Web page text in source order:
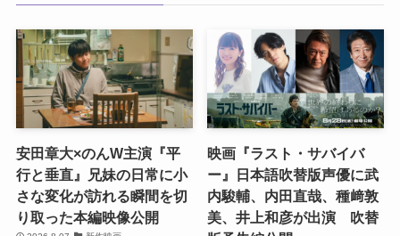
安田章大×のんW主演『平
行と垂直』兄妹の日常に小
さな変化が訪れる瞬間を切
り取った本編映像公開
映画『ラスト・サバイバ
ー』日本語吹替版声優に武
内駿輔、内田直哉、種﨑敦
美、井上和彦が出演 吹替